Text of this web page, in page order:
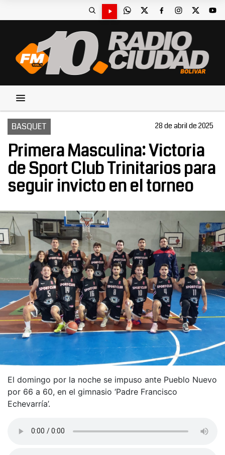
BASQUET 28 de abril de 2025
Primera Masculina: Victoria
de Sport Club Trinitarios para
seguir invicto en el torneo
El domingo por la noche se impuso ante Pueblo Nuevo
por 66 a 60, en el gimnasio ‘Padre Francisco
Echevarría’.